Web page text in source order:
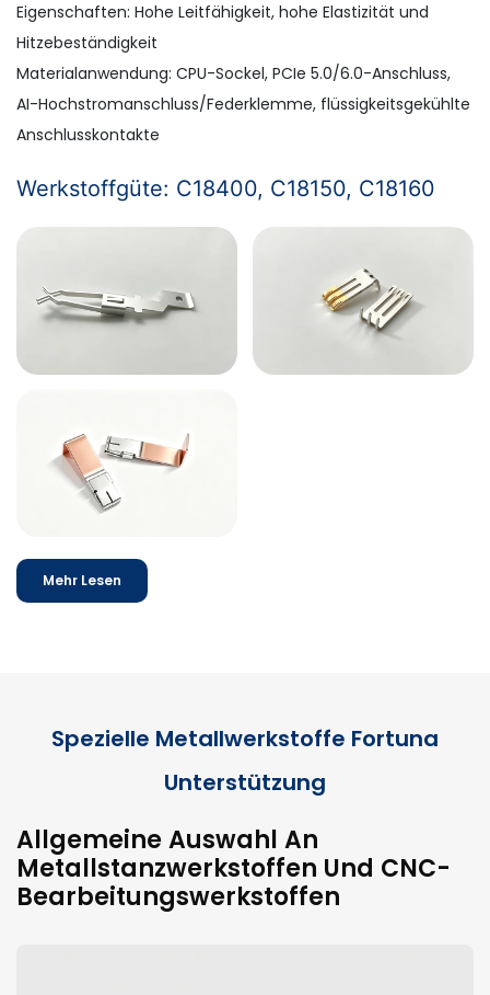
Eigenschaften: Hohe Leitfähigkeit, hohe Elastizität und
Hitzebeständigkeit
Materialanwendung: CPU-Sockel, PCIe 5.0/6.0-Anschluss,
AI-Hochstromanschluss/Federklemme, flüssigkeitsgekühlte
Anschlusskontakte
Werkstoffgüte: C18400, C18150, C18160
Mehr Lesen
Spezielle Metallwerkstoffe Fortuna
Unterstützung
Allgemeine Auswahl An
Metallstanzwerkstoffen Und CNC-
Bearbeitungswerkstoffen